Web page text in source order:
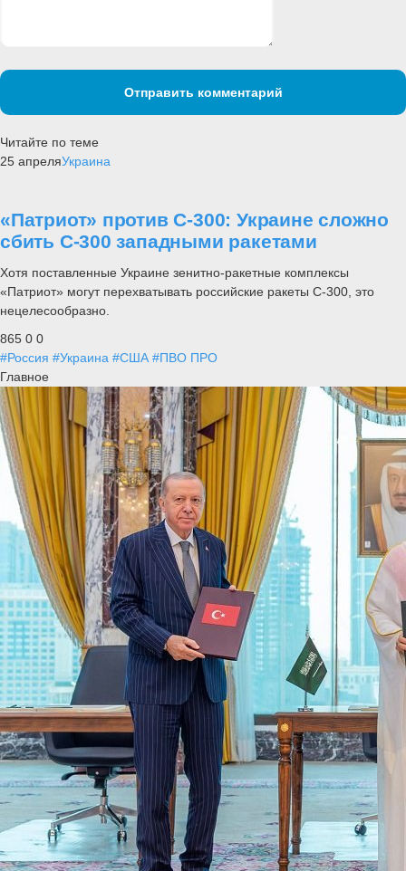
Отправить комментарий
Читайте по теме
25 апреляУкраина
«Патриот» против С-300: Украине сложно
сбить С-300 западными ракетами
Хотя поставленные Украине зенитно-ракетные комплексы
«Патриот» могут перехватывать российские ракеты С-300, это
нецелесообразно.
865 0 0
#Россия #Украина #США #ПВО ПРО
Главное